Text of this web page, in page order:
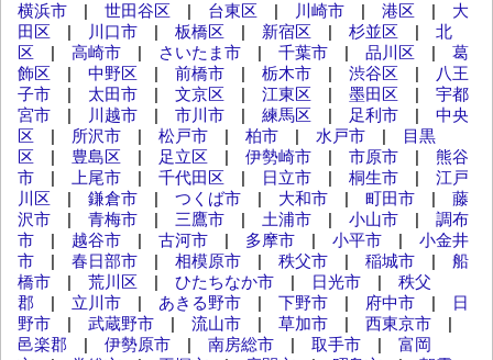
横浜市 | 世田谷区 | 台東区 | 川崎市 | 港区 | 大
田区 | 川口市 | 板橋区 | 新宿区 | 杉並区 | 北
区 | 高崎市 | さいたま市 | 千葉市 | 品川区 | 葛
飾区 | 中野区 | 前橋市 | 栃木市 | 渋谷区 |
八王
子市 | 太田市 | 文京区 | 江東区 | 墨田区 | 宇都
宮市 | 川越市 | 市川市 | 練馬区 | 足利市 | 中央
区 | 所沢市 | 松戸市 | 柏市 | 水戸市 |
目黒
区 | 豊島区 | 足立区 | 伊勢崎市 | 市原市 | 熊谷
市 | 上尾市 | 千代田区 | 日立市 | 桐生市 | 江戸
川区 | 鎌倉市 | つくば市 | 大和市 | 町田市 | 藤
沢市 | 青梅市 | 三鷹市 | 土浦市 | 小山市 | 調布
市 | 越谷市 | 古河市 | 多摩市 | 小平市 | 小金井
市 | 春日部市 | 相模原市 | 秩父市 | 稲城市 | 船
橋市 | 荒川区 | ひたちなか市 | 日光市 | 秩父
郡 | 立川市 | あきる野市 | 下野市 | 府中市 |
日
野市 | 武蔵野市 | 流山市 | 草加市 | 西東京市 |
邑楽郡 | 伊勢原市 | 南房総市 | 取手市 | 富岡